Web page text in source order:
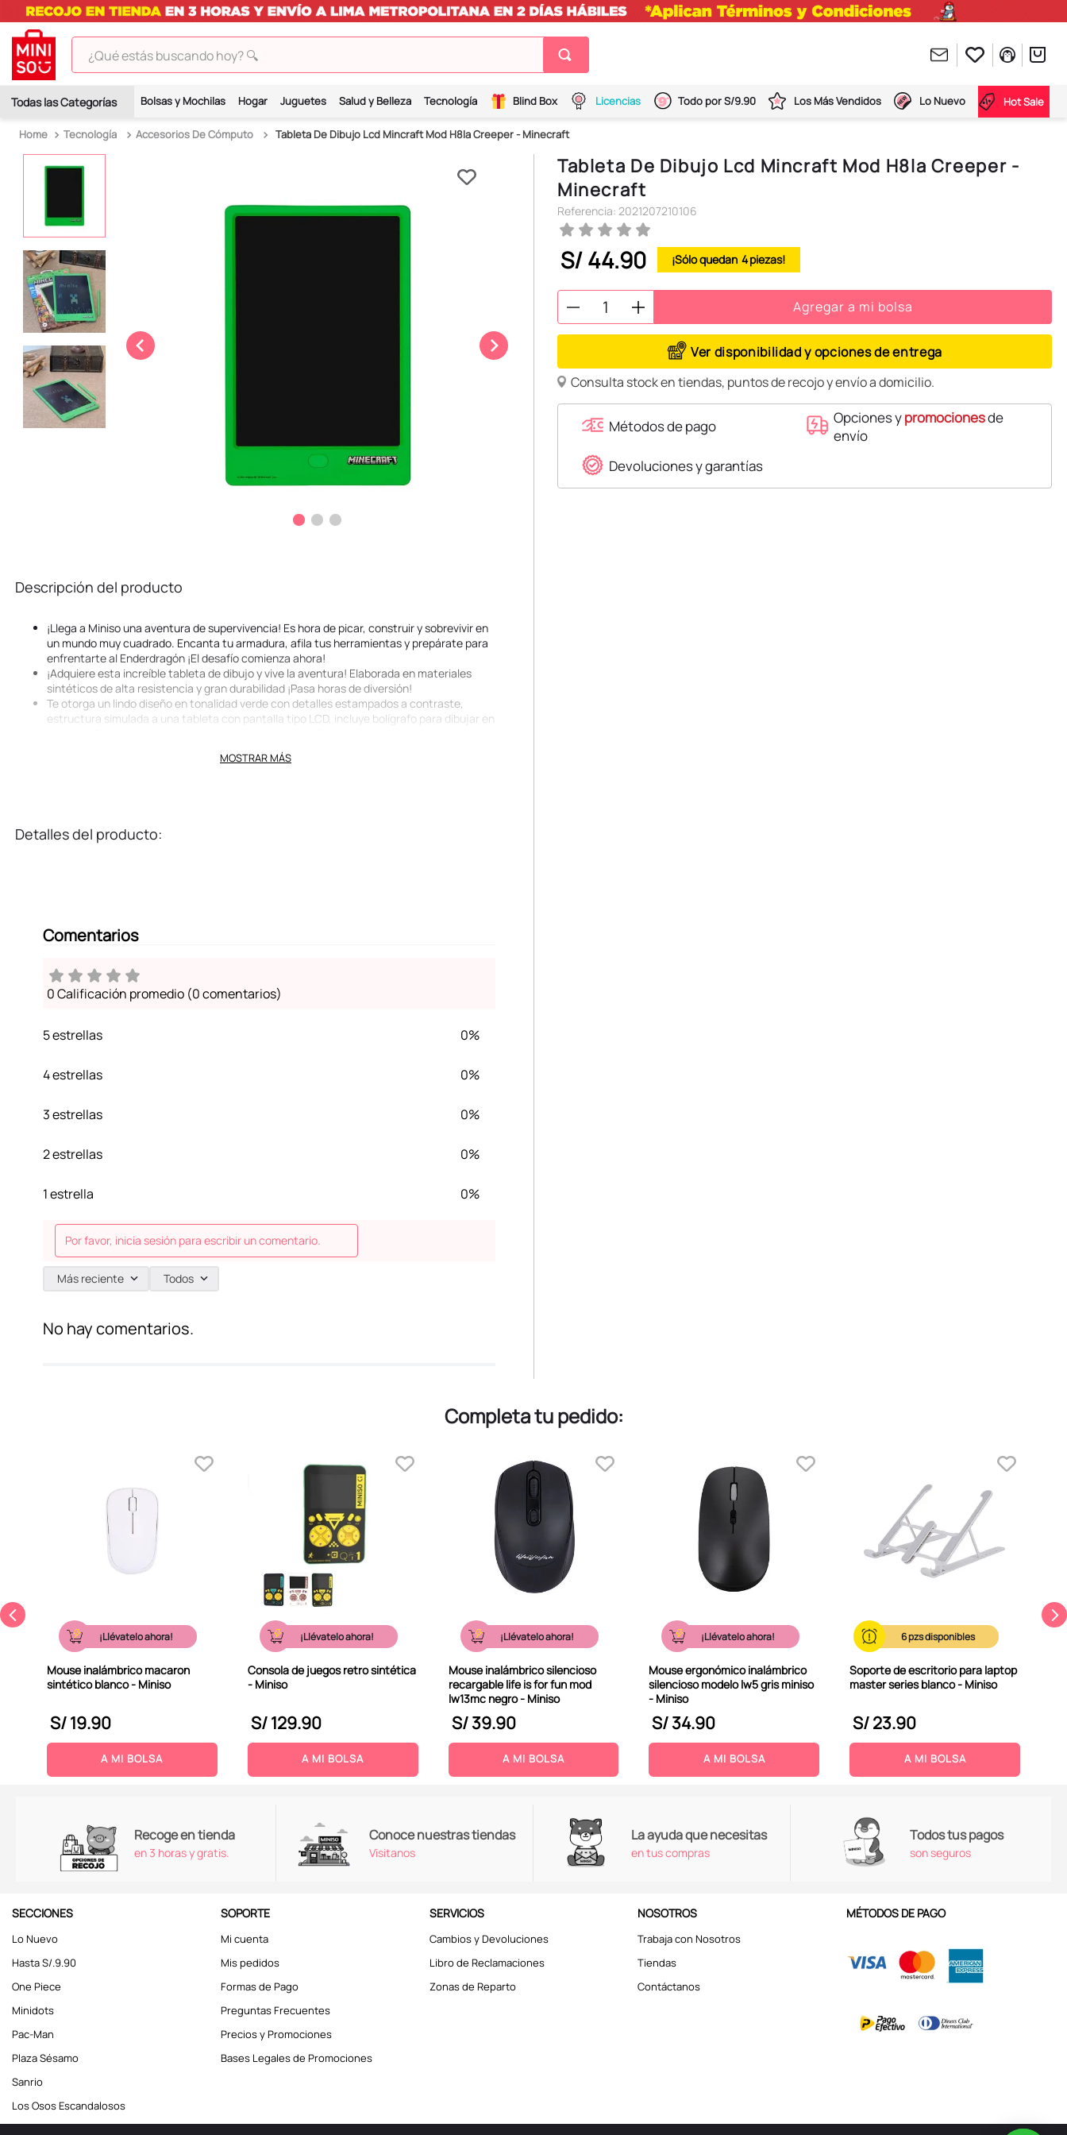
¿Qué estás buscando hoy? 🔍
Bolsas y Mochilas Hogar Juguetes Salud y Belleza Tecnología Blind Box Licencias Todo por S/9.90 Los Más Vendidos Lo Nuevo Hot Sale
Tecnología Accesorios De Cómputo Tableta De Dibujo Lcd Mincraft Mod H8la Creeper - Minecraft
Descripción del producto
¡Llega a Miniso una aventura de supervivencia! Es hora de picar, construir y sobrevivir en
un mundo muy cuadrado. Encanta tu armadura, afila tus herramientas y prepárate para
enfrentarte al Enderdragón ¡El desafío comienza ahora!
¡Adquiere esta increíble tableta de dibujo y vive la aventura! Elaborada en materiales
sintéticos de alta resistencia y gran durabilidad ¡Pasa horas de diversión!
Te otorga un lindo diseño en tonalidad verde con detalles estampados a contraste,
estructura simulada a una tableta con pantalla tipo LCD, incluye bolígrafo para dibujar en
esta en la parte inferior para dibujar nuevamente con la pantalla limpia. Utiliza batería
MOSTRAR MÁS
Detalles del producto:
Comentarios
0 Calificación promedio (0 comentarios)
5 estrellas 0%
4 estrellas 0%
3 estrellas 0%
2 estrellas 0%
1 estrella 0%
Por favor, inicia sesión para escribir un comentario.
Más reciente Todos
No hay comentarios.
Tableta De Dibujo Lcd Mincraft Mod H8la Creeper -
Minecraft
Referencia: 2021207210106
S/44.90 4
Agregar a mi bolsa
Ver disponibilidad y opciones de entrega
Consulta stock en tiendas, puntos de recojo y envío a domicilio.
Métodos de pago Opciones ypromocionesde
envío
Devoluciones y garantías
Completa tu pedido:
¡Llévatelo ahora!
Mouse inalámbrico macaron
sintético blanco - Miniso
S/19.90
A MI BOLSA
¡Llévatelo ahora!
Consola de juegos retro sintética
- Miniso
S/129.90
A MI BOLSA
¡Llévatelo ahora!
Mouse inalámbrico silencioso
recargable life is for fun mod
lw13mc negro - Miniso
S/39.90
A MI BOLSA
¡Llévatelo ahora!
Mouse ergonómico inalámbrico
silencioso modelo lw5 gris miniso
- Miniso
S/34.90
A MI BOLSA
6
Soporte de escritorio para laptop
master series blanco - Miniso
S/23.90
A MI BOLSA
Recoge en tienda
en 3 horas y gratis.
Conoce nuestras tiendas
Visitanos
La ayuda que necesitas
en tus compras
Todos tus pagos
son seguros
SECCIONES
Lo Nuevo
Hasta S/.9.90
One Piece
Minidots
Pac-Man
Plaza Sésamo
Sanrio
Los Osos Escandalosos
SOPORTE
Mi cuenta
Mis pedidos
Formas de Pago
Preguntas Frecuentes
Precios y Promociones
Bases Legales de Promociones
SERVICIOS
Cambios y Devoluciones
Libro de Reclamaciones
Zonas de Reparto
NOSOTROS
Trabaja con Nosotros
Tiendas
Contáctanos
MÉTODOS DE PAGO
2.
hello kitty